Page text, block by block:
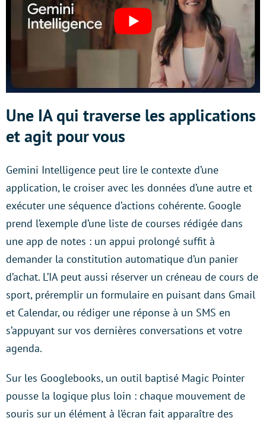
Une IA qui traverse les applications
et agit pour vous
Gemini Intelligence peut lire le contexte d’une
application, le croiser avec les données d’une autre et
exécuter une séquence d’actions cohérente. Google
prend l’exemple d’une liste de courses rédigée dans
une app de notes : un appui prolongé suffit à
demander la constitution automatique d’un panier
d’achat. L’IA peut aussi réserver un créneau de cours de
sport, préremplir un formulaire en puisant dans Gmail
et Calendar, ou rédiger une réponse à un SMS en
s’appuyant sur vos dernières conversations et votre
agenda.
Sur les Googlebooks, un outil baptisé Magic Pointer
pousse la logique plus loin : chaque mouvement de
souris sur un élément à l’écran fait apparaître des